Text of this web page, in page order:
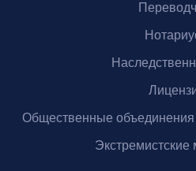
Общественные объединения